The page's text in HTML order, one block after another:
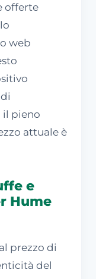
offerte
web
il pieno
attuale è
e
Hume
prezzo di
del